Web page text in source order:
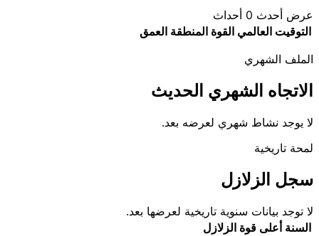
عرض أحدث 0 أحداث
التوقيت العالمي القوة المنطقة العمق
الملف الشهري
الاتجاه الشهري الحديث
لا يوجد نشاط شهري لعرضه بعد.
لمحة تاريخية
سجل الزلازل
لا توجد بيانات سنوية تاريخية لعرضها بعد.
السنة أعلى قوة الزلازل